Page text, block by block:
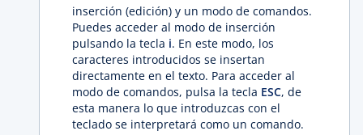
inserción (edición) y un modo de comandos.
Puedes acceder al modo de inserción
pulsando la tecla i. En este modo, los
caracteres introducidos se insertan
directamente en el texto. Para acceder al
modo de comandos, pulsa la tecla ESC, de
esta manera lo que introduzcas con el
teclado se interpretará como un comando.